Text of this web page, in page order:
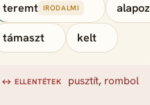
teremt IRODALMI alapoz
támaszt kelt
↔ ELLENTÉTEK pusztít, rombol